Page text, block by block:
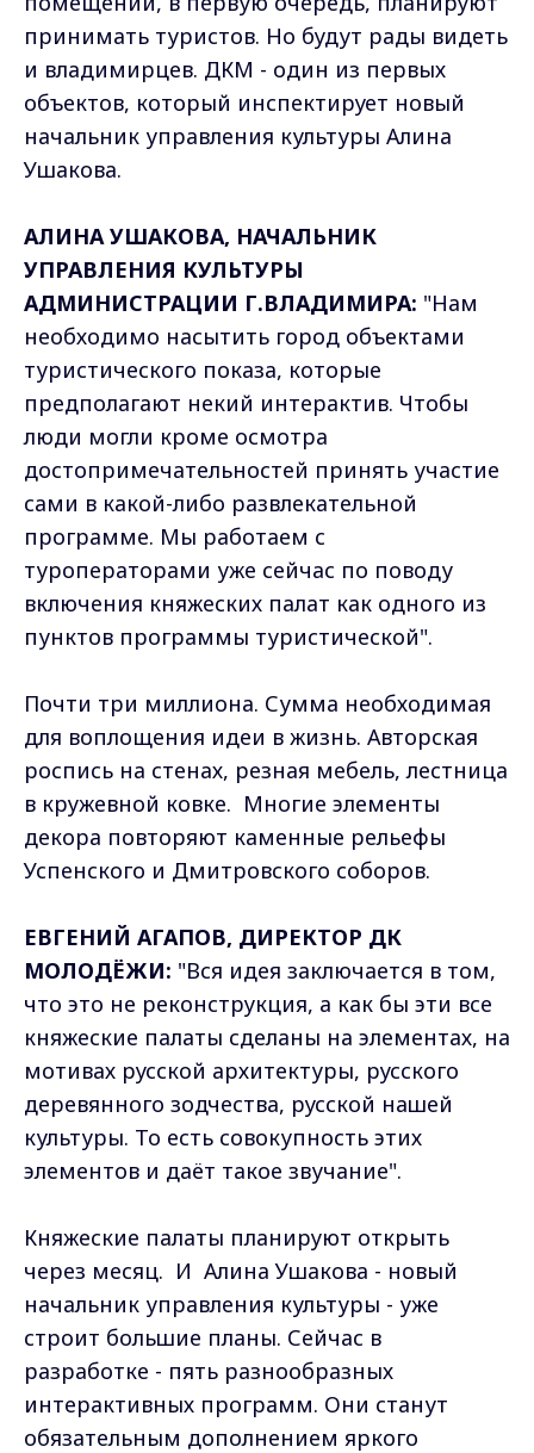
принимать туристов. Но будут рады видеть
и владимирцев. ДКМ - один из первых
объектов, который инспектирует новый
начальник управления культуры Алина
Ушакова.
АЛИНА УШАКОВА, НАЧАЛЬНИК
УПРАВЛЕНИЯ КУЛЬТУРЫ
АДМИНИСТРАЦИИ Г.ВЛАДИМИРА: "Нам
необходимо насытить город объектами
туристического показа, которые
предполагают некий интерактив. Чтобы
люди могли кроме осмотра
достопримечательностей принять участие
сами в какой-либо развлекательной
программе. Мы работаем с
туроператорами уже сейчас по поводу
включения княжеских палат как одного из
пунктов программы туристической".
Почти три миллиона. Сумма необходимая
для воплощения идеи в жизнь. Авторская
роспись на стенах, резная мебель, лестница
в кружевной ковке. Многие элементы
декора повторяют каменные рельефы
Успенского и Дмитровского соборов.
ЕВГЕНИЙ АГАПОВ, ДИРЕКТОР ДК
МОЛОДЁЖИ: "Вся идея заключается в том,
что это не реконструкция, а как бы эти все
княжеские палаты сделаны на элементах, на
мотивах русской архитектуры, русского
деревянного зодчества, русской нашей
культуры. То есть совокупность этих
элементов и даёт такое звучание".
Княжеские палаты планируют открыть
через месяц. И Алина Ушакова - новый
начальник управления культуры - уже
строит большие планы. Сейчас в
разработке - пять разнообразных
интерактивных программ. Они станут
обязательным дополнением яркого